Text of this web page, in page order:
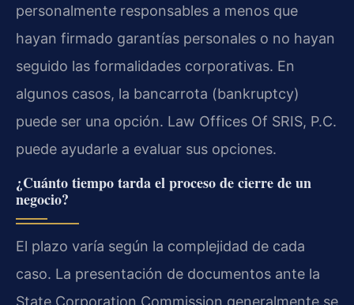
personalmente responsables a menos que
hayan firmado garantías personales o no hayan
seguido las formalidades corporativas. En
algunos casos, la bancarrota (bankruptcy)
puede ser una opción. Law Offices Of SRIS, P.C.
puede ayudarle a evaluar sus opciones.
¿Cuánto tiempo tarda el proceso de cierre de un
negocio?
El plazo varía según la complejidad de cada
caso. La presentación de documentos ante la
State Corporation Commission generalmente se